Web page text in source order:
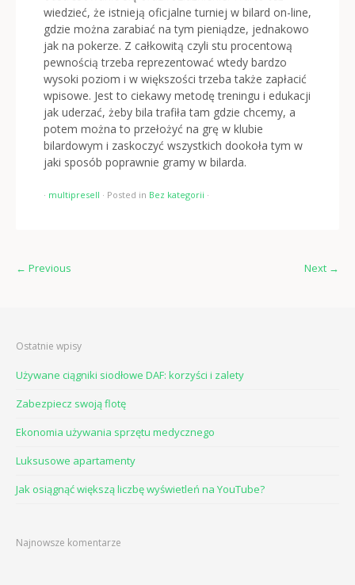
wiedzieć, że istnieją oficjalne turniej w bilard on-line,
gdzie można zarabiać na tym pieniądze, jednakowo
jak na pokerze. Z całkowitą czyli stu procentową
pewnością trzeba reprezentować wtedy bardzo
wysoki poziom i w większości trzeba także zapłacić
wpisowe. Jest to ciekawy metodę treningu i edukacji
jak uderzać, żeby bila trafiła tam gdzie chcemy, a
potem można to przełożyć na grę w klubie
bilardowym i zaskoczyć wszystkich dookoła tym w
jaki sposób poprawnie gramy w bilarda.
· multipresell · Posted in Bez kategorii ·
← Previous Next →
Ostatnie wpisy
Używane ciągniki siodłowe DAF: korzyści i zalety
Zabezpiecz swoją flotę
Ekonomia używania sprzętu medycznego
Luksusowe apartamenty
Jak osiągnąć większą liczbę wyświetleń na YouTube?
Najnowsze komentarze